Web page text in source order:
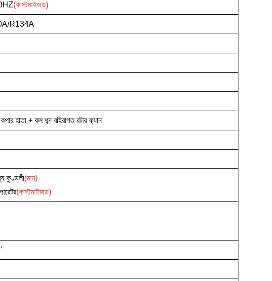
(কাস্টমাইজড)
R134A
হাতা + কম শব্দ বহিরাগত রটার ফ্যান
কুণ্ডলী(মান)
(কাস্টমাইজড)